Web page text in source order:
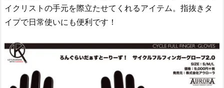
イクリストの手元を際立たせてくれるアイテム。指抜きタ
イプで日常使いにも便利です！